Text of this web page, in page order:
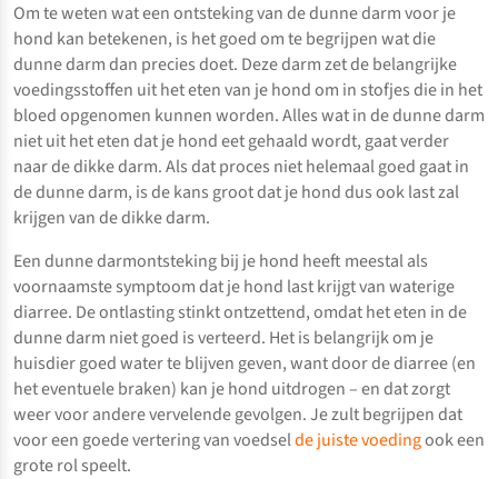
Om te weten wat een ontsteking van de dunne darm voor je
hond kan betekenen, is het goed om te begrijpen wat die
dunne darm dan precies doet. Deze darm zet de belangrijke
voedingsstoffen uit het eten van je hond om in stofjes die in het
bloed opgenomen kunnen worden. Alles wat in de dunne darm
niet uit het eten dat je hond eet gehaald wordt, gaat verder
naar de dikke darm. Als dat proces niet helemaal goed gaat in
de dunne darm, is de kans groot dat je hond dus ook last zal
krijgen van de dikke darm.
Een dunne darmontsteking bij je hond heeft meestal als
voornaamste symptoom dat je hond last krijgt van waterige
diarree. De ontlasting stinkt ontzettend, omdat het eten in de
dunne darm niet goed is verteerd. Het is belangrijk om je
huisdier goed water te blijven geven, want door de diarree (en
het eventuele braken) kan je hond uitdrogen – en dat zorgt
weer voor andere vervelende gevolgen. Je zult begrijpen dat
voor een goede vertering van voedselde juiste voedingook een
grote rol speelt.